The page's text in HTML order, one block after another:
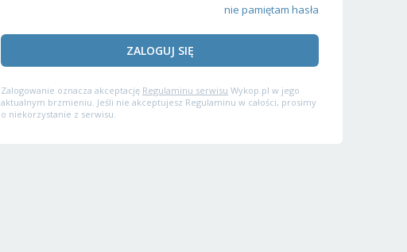
nie pamiętam hasła
ZALOGUJ SIĘ
Zalogowanie oznacza akceptację Regulaminu serwisu Wykop.pl w jego
aktualnym brzmieniu. Jeśli nie akceptujesz Regulaminu w całości, prosimy
o niekorzystanie z serwisu.